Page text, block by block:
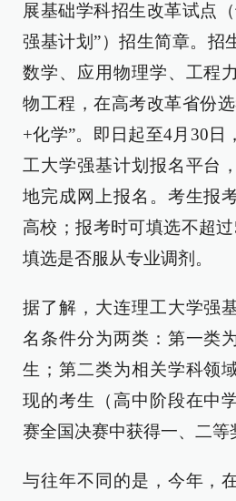
展基础学科招生改革试点
强基计划”）招生简章。招
数学、应用物理学、工程
物工程，在高考改革省份
+化学”。即日起至4月30日
工大学强基计划报名平台
地完成网上报名。考生报
高校；报考时可填选不超
填选是否服从专业调剂。
据了解，大连理工大学强
名条件分为两类：第一类
生；第二类为相关学科领
现的考生（高中阶段在中
赛全国决赛中获得一、二等
与往年不同的是，今年，